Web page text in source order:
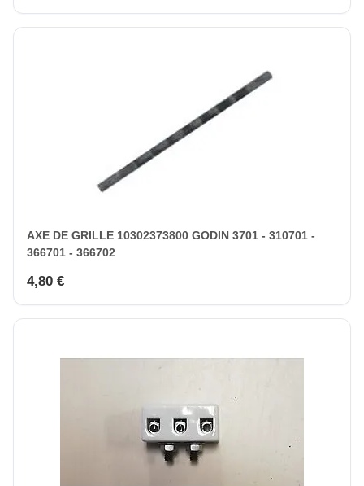
AXE DE GRILLE 10302373800 GODIN 3701 - 310701 -
366701 - 366702
4,80 €